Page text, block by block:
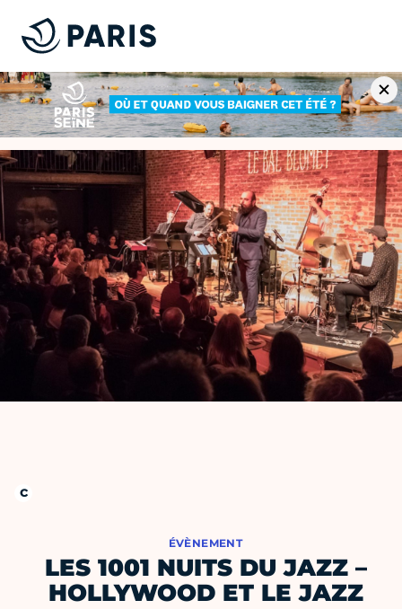
ÉVÈNEMENT
LES 1001 NUITS DU JAZZ –
HOLLYWOOD ET LE JAZZ